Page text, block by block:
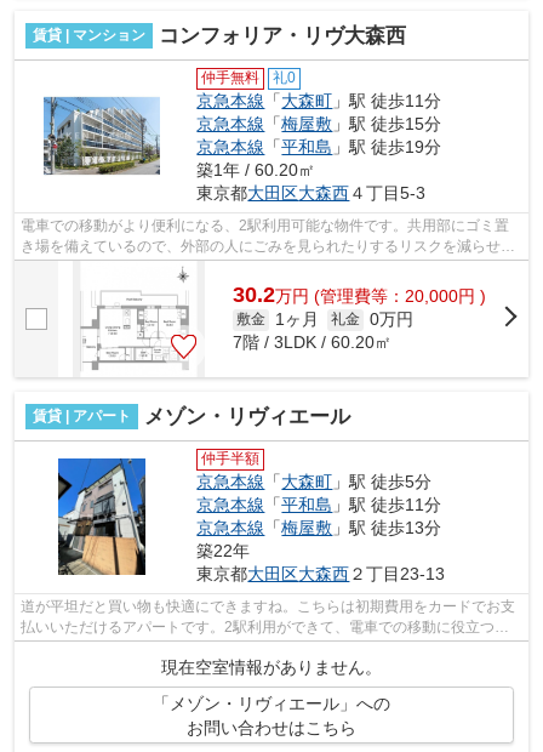
賃貸 | マンション コンフォリア・リヴ大森西
仲手無料 礼0
京急本線 「大森町 」駅 徒歩11分
京急本線 「梅屋敷 」駅 徒歩15分
京急本線 「平和島 」駅 徒歩19分
築1年 / 60.20㎡
東京都大田区大森西４丁目5-3
電車での移動がより便利になる、2駅利用可能な物件です。共用部にゴミ置
き場を備えているので、外部の人にごみを見られたりするリスクを減らせま
す。こちらの物件はマンションです。こ...
30.2万円 (管理費等：20,000円 )
敷金 1ヶ月 礼金 0万円
7階 / 3LDK / 60.20㎡
賃貸 | アパート メゾン・リヴィエール
仲手半額
京急本線 「大森町 」駅 徒歩5分
京急本線 「平和島 」駅 徒歩11分
京急本線 「梅屋敷 」駅 徒歩13分
築22年
東京都大田区大森西２丁目23-13
道が平坦だと買い物も快適にできますね。こちらは初期費用をカードでお支
払いいただけるアパートです。2駅利用ができて、電車での移動に役立つ物
件です。住環境がよく通風良好で日も入...
現在空室情報がありません。
「メゾン・リヴィエール」への
お問い合わせはこちら